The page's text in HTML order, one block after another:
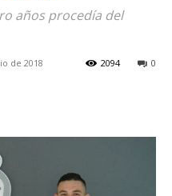
años procedía del
de 2018 0
2094